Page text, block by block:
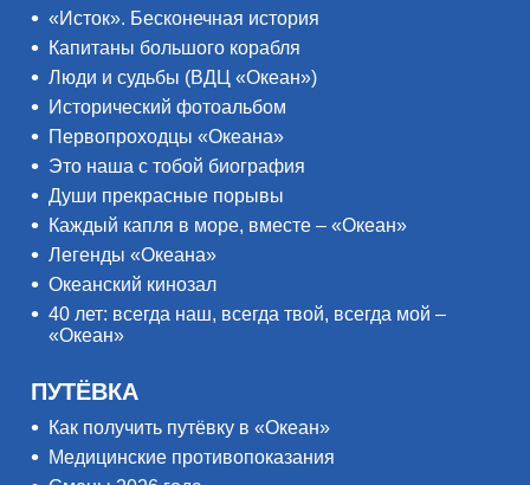
«Исток». Бесконечная история
Капитаны большого корабля
Люди и судьбы (ВДЦ «Океан»)
Исторический фотоальбом
Первопроходцы «Океана»
Это наша с тобой биография
Души прекрасные порывы
Каждый капля в море, вместе – «Океан»
Легенды «Океана»
Океанский кинозал
40 лет: всегда наш, всегда твой, всегда мой –
«Океан»
ПУТЁВКА
Как получить путёвку в «Океан»
Медицинские противопоказания